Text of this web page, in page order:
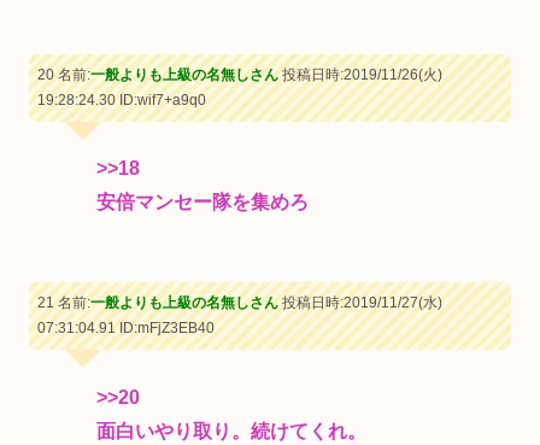
20 名前:一般よりも上級の名無しさん投稿日時:2019/11/26(火)
19:28:24.30ID:wif7+a9q0
>>18
安倍マンセー隊を集めろ
21 名前:一般よりも上級の名無しさん投稿日時:2019/11/27(水)
07:31:04.91ID:mFjZ3EB40
>>20
面白いやり取り。続けてくれ。